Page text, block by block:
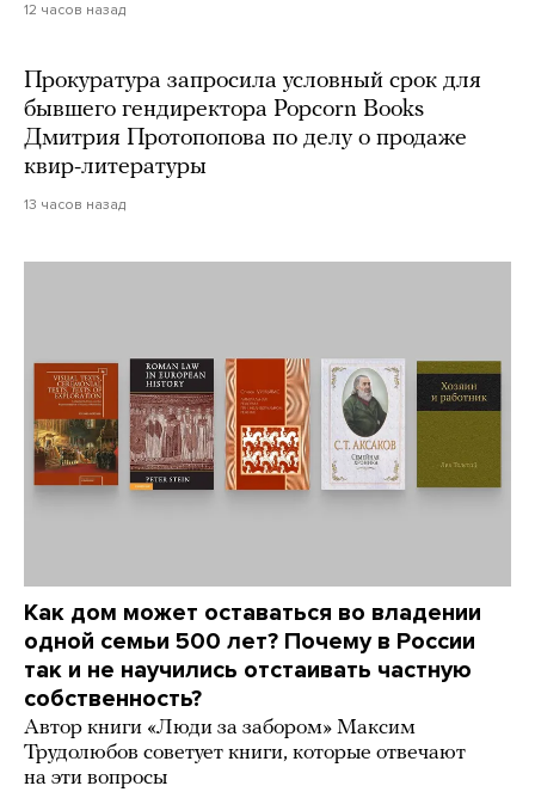
12 часов назад
Прокуратура запросила условный срок для
бывшего гендиректора Popcorn Books
Дмитрия Протопопова по делу о продаже
квир-литературы
13 часов назад
Как дом может оставаться во владении
одной семьи 500 лет? Почему в России
так и не научились отстаивать частную
собственность?
Автор книги «Люди за забором» Максим
Трудолюбов советует книги, которые отвечают
на эти вопросы